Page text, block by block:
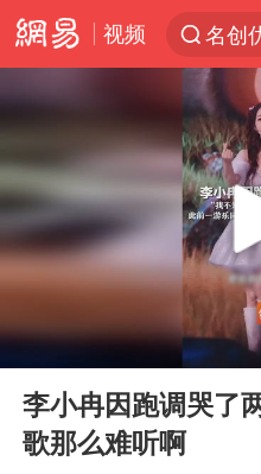
视频
名创
解锁
四川
白海
香港
浙江
Play
00:00
李小冉因跑调哭了
歌那么难听啊